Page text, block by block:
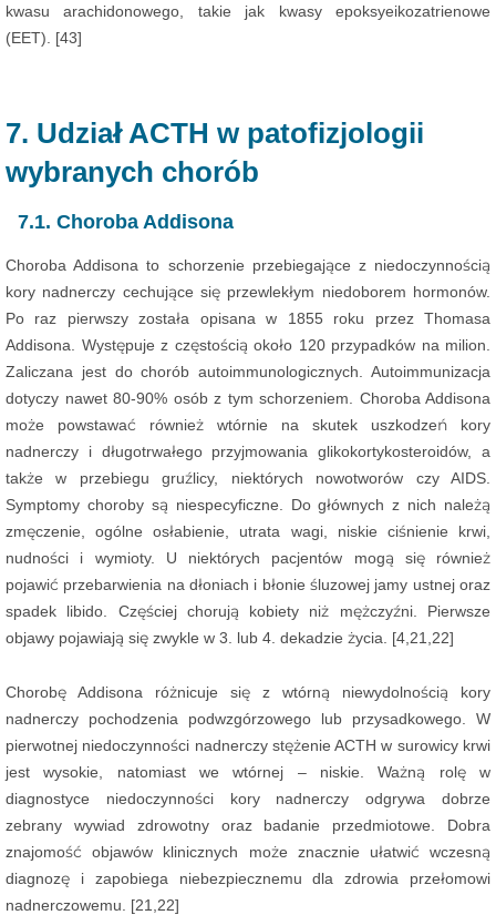
kwasu arachidonowego, takie jak kwasy epoksyeikozatrienowe
(EET). [43]
7. Udział ACTH w patofizjologii
wybranych chorób
7.1. Choroba Addisona
Choroba Addisona to schorzenie przebiegające z niedoczynnością
kory nadnerczy cechujące się przewlekłym niedoborem hormonów.
Po raz pierwszy została opisana w 1855 roku przez Thomasa
Addisona. Występuje z częstością około 120 przypadków na milion.
Zaliczana jest do chorób autoimmunologicznych. Autoimmunizacja
dotyczy nawet 80-90% osób z tym schorzeniem. Choroba Addisona
może powstawać również wtórnie na skutek uszkodzeń kory
nadnerczy i długotrwałego przyjmowania glikokortykosteroidów, a
także w przebiegu gruźlicy, niektórych nowotworów czy AIDS.
Symptomy choroby są niespecyficzne. Do głównych z nich należą
zmęczenie, ogólne osłabienie, utrata wagi, niskie ciśnienie krwi,
nudności i wymioty. U niektórych pacjentów mogą się również
pojawić przebarwienia na dłoniach i błonie śluzowej jamy ustnej oraz
spadek libido. Częściej chorują kobiety niż mężczyźni. Pierwsze
objawy pojawiają się zwykle w 3. lub 4. dekadzie życia. [4,21,22]
Chorobę Addisona różnicuje się z wtórną niewydolnością kory
nadnerczy pochodzenia podwzgórzowego lub przysadkowego. W
pierwotnej niedoczynności nadnerczy stężenie ACTH w surowicy krwi
jest wysokie, natomiast we wtórnej – niskie. Ważną rolę w
diagnostyce niedoczynności kory nadnerczy odgrywa dobrze
zebrany wywiad zdrowotny oraz badanie przedmiotowe. Dobra
znajomość objawów klinicznych może znacznie ułatwić wczesną
diagnozę i zapobiega niebezpiecznemu dla zdrowia przełomowi
nadnerczowemu. [21,22]